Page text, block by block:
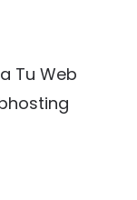
Tu Web